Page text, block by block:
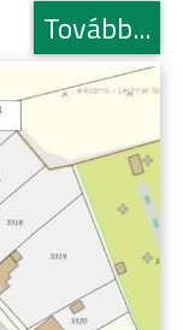
Tovább...